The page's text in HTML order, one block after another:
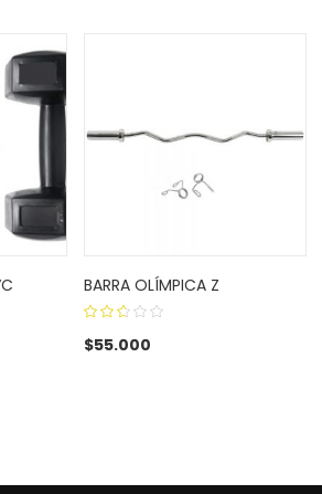
de precios: desde $7.000 hasta
BARRA OLÍMPICA Z
2.50
$55.000